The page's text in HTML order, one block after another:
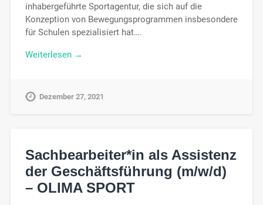
inhabergeführte Sportagentur, die sich auf die
Konzeption von Bewegungsprogrammen insbesondere
für Schulen spezialisiert hat….
Weiterlesen →
Dezember 27, 2021
Sachbearbeiter*in als Assistenz
der Geschäftsführung (m/w/d)
– OLIMA SPORT